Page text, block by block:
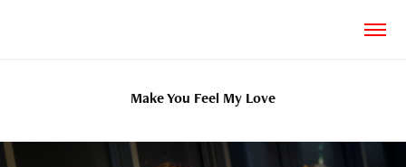
Make You Feel My Love